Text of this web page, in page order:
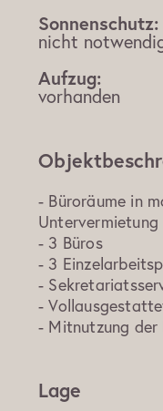
Sonnenschutz:
nicht
Aufzug:
vorhanden
- Büroräume in
Untervermietung
- 3 Büros
- 3
-
-
- Mitnutzung der
Lage